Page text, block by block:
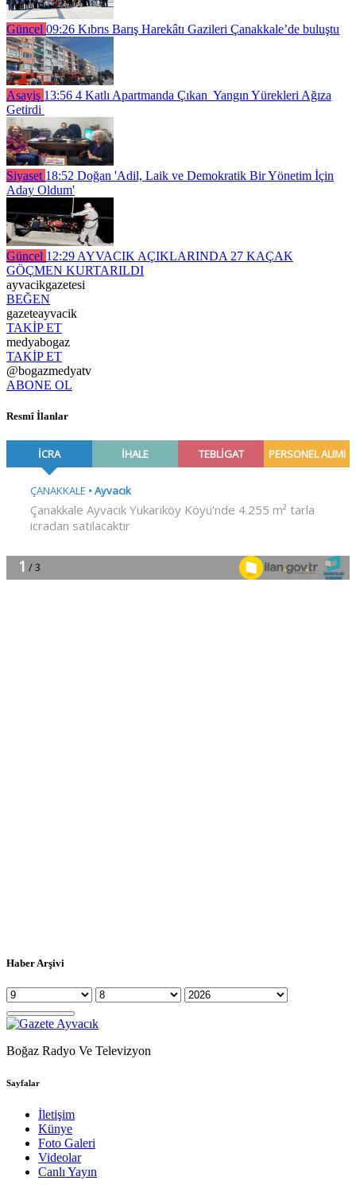
Güncel 09:26 Kıbrıs Barış Harekâtı Gazileri Çanakkale’de buluştu
Asayiş 13:56 4 Katlı Apartmanda Çıkan Yangın Yürekleri Ağıza
Getirdi
Siyaset 18:52 Doğan 'Adil, Laik ve Demokratik Bir Yönetim İçin
Aday Oldum'
Güncel 12:29 AYVACIK AÇIKLARINDA 27 KAÇAK
GÖÇMEN KURTARILDI
ayvacikgazetesi
BEĞEN
gazeteayvacik
TAKİP ET
medyabogaz
TAKİP ET
@bogazmedyatv
ABONE OL
Resmî İlanlar
Haber Arşivi
Boğaz Radyo Ve Televizyon
Sayfalar
İletişim
Künye
Foto Galeri
Videolar
Canlı Yayın